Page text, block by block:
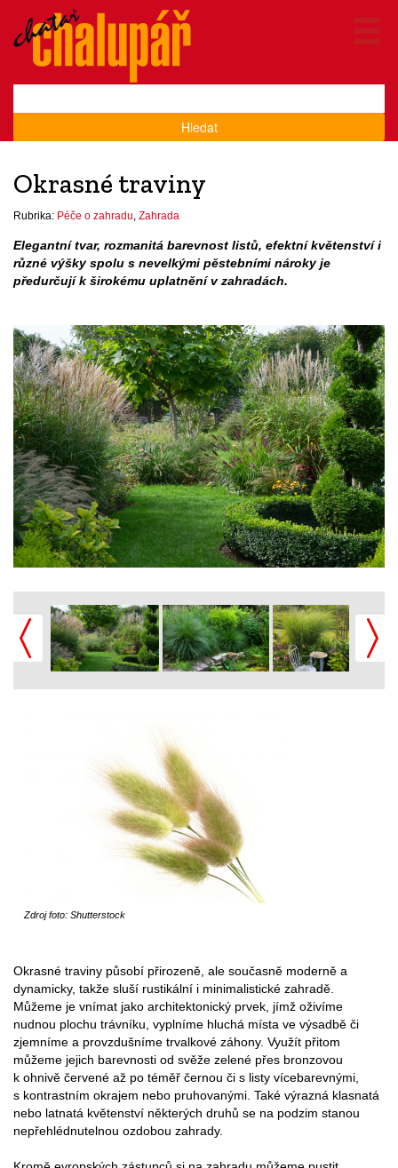
Hledat
Okrasné traviny
Rubrika: Péče o zahradu Zahrada
Elegantní tvar, rozmanitá barevnost listů, efektní květenství i
různé výšky spolu s nevelkými pěstebními nároky je
předurčují k širokému uplatnění v zahradách.
Zdroj foto: Shutterstock
Okrasné traviny působí přirozeně, ale současně moderně a
dynamicky, takže sluší rustikální i minimalistické zahradě.
Můžeme je vnímat jako architektonický prvek, jímž oživíme
nudnou plochu trávníku, vyplníme hluchá místa ve výsadbě či
zjemníme a provzdušníme trvalkové záhony. Využít přitom
můžeme jejich barevnosti od svěže zelené přes bronzovou
k ohnivě červené až po téměř černou či s listy vícebarevnými,
s kontrastním okrajem nebo pruhovanými. Také výrazná klasnatá
nebo latnatá květenství některých druhů se na podzim stanou
nepřehlédnutelnou ozdobou zahrady.